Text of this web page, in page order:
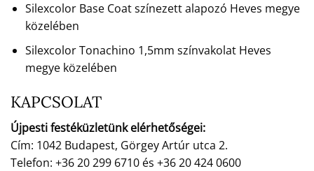
Silexcolor Base Coat színezett alapozó Heves megye
közelében
Silexcolor Tonachino 1,5mm színvakolat Heves
megye közelében
KAPCSOLAT
Újpesti festéküzletünk elérhetőségei:
Cím: 1042 Budapest, Görgey Artúr utca 2.
Telefon: +36 20 299 6710 és +36 20 424 0600